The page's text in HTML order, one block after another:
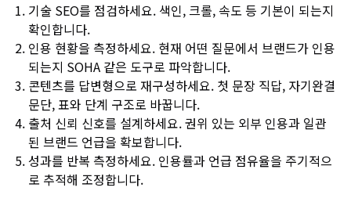
기술 SEO를 점검하세요. 색인, 크롤, 속도 등 기본이 되는지
확인합니다.
인용 현황을 측정하세요. 현재 어떤 질문에서 브랜드가 인용
되는지 SOHA 같은 도구로 파악합니다.
콘텐츠를 답변형으로 재구성하세요. 첫 문장 직답, 자기완결
문단, 표와 단계 구조로 바꿉니다.
출처 신뢰 신호를 설계하세요. 권위 있는 외부 인용과 일관
된 브랜드 언급을 확보합니다.
성과를 반복 측정하세요. 인용률과 언급 점유율을 주기적으
로 추적해 조정합니다.